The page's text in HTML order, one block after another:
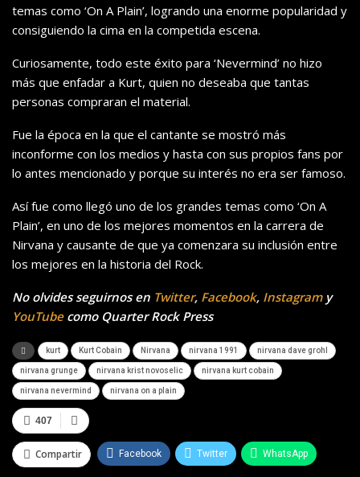
temas como ‘On A Plain’, logrando una enorme popularidad y
consiguiendo la cima en la competida escena.
Curiosamente, todo este éxito para ‘Nevermind’ no hizo
más que enfadar a Kurt, quien no deseaba que tantas
personas compraran el material.
Fue la época en la que el cantante se mostró más
inconforme con los medios y hasta con sus propios fans por
lo antes mencionado y porque su interés no era ser famoso.
Así fue como llegó uno de los grandes temas como ‘On A
Plain’, en uno de los mejores momentos en la carrera de
Nirvana y causante de que ya comenzara su inclusión entre
los mejores en la historia del Rock.
No olvides seguirnos en Twitter, Facebook, Instagramy
YouTubecomo Quarter Rock Press
kurt Kurt Cobain Nirvana nirvana 1991 nirvana dave grohl
nirvana grunge nirvana krist novoselic nirvana kurt cobain
nirvana nevermind nirvana on a plain
407
Compartir Facebook Twitter WhatsApp